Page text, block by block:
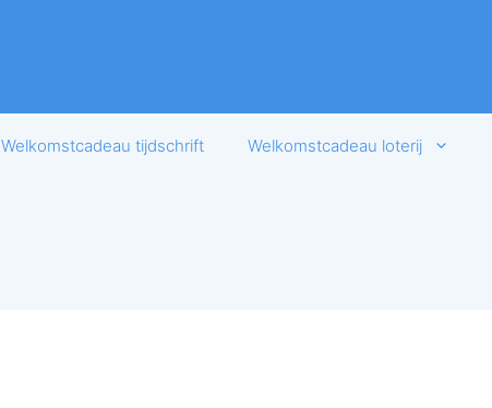
Welkomstcadeau tijdschrift Welkomstcadeau loterij